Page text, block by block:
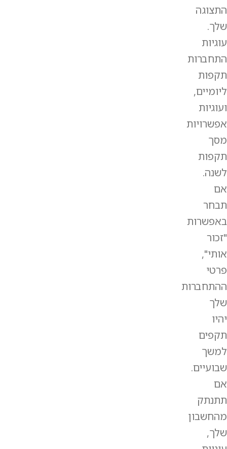
התצוגה
שלך.
עוגיות
התחברות
תקפות
ליומיים,
ועוגיות
אפשרויות
מסך
תקפות
לשנה.
אם
תבחר
באפשרות
"זכור
אותי",
פרטי
ההתחברות
שלך
יהיו
תקפים
למשך
שבועיים.
אם
תתנתק
מהחשבון
שלך,